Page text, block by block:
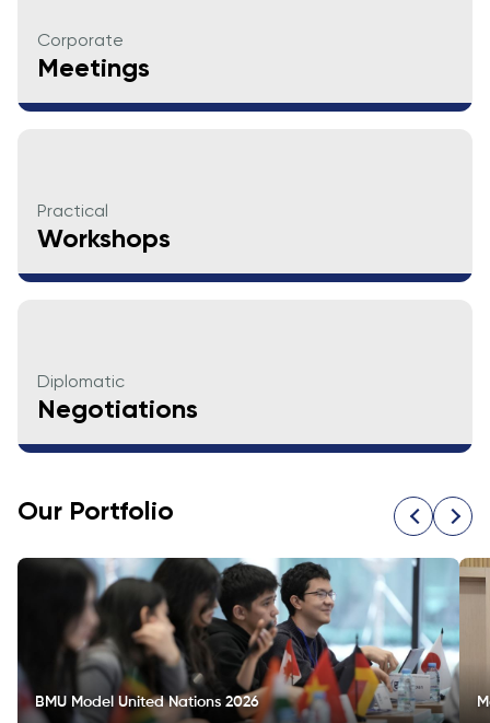
Corporate
Meetings
Practical
Workshops
Diplomatic
Negotiations
Our Portfolio
BMU Model United Nations 2026